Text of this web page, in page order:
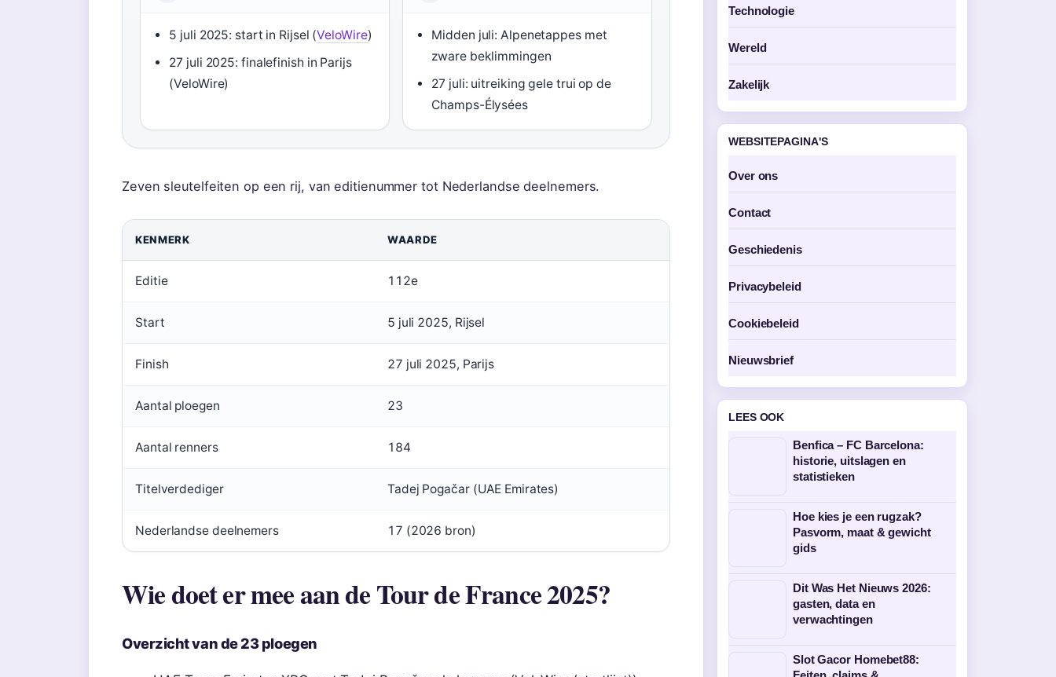
5 juli 2025: start in Rijsel (VeloWire)
27 juli 2025: finalefinish in Parijs
(VeloWire)
Midden juli: Alpenetappes met
zware beklimmingen
27 juli: uitreiking gele trui op de
Champs-Élysées
Zeven sleutelfeiten op een rij, van editienummer tot Nederlandse deelnemers.
KENMERK WAARDE
Editie 112e
Start 5 juli 2025, Rijsel
Finish 27 juli 2025, Parijs
Aantal ploegen 23
Aantal renners 184
Titelverdediger Tadej Pogačar (UAE Emirates)
Nederlandse deelnemers 17 (2026 bron)
Wie doet er mee aan de Tour de France 2025?
Overzicht van de 23 ploegen
Technologie
Wereld
Zakelijk
WEBSITEPAGINA'S
Over ons
Contact
Geschiedenis
Privacybeleid
Cookiebeleid
Nieuwsbrief
LEES OOK
Benfica – FC Barcelona:
historie, uitslagen en
statistieken
Hoe kies je een rugzak?
Pasvorm, maat & gewicht
gids
Dit Was Het Nieuws 2026:
gasten, data en
verwachtingen
Slot Gacor Homebet88: